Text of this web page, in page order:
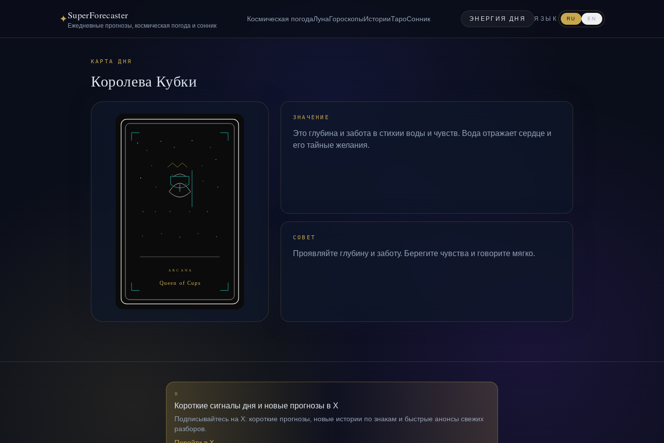
✦SuperForecaster
Ежедневные прогнозы, космическая погода и сонник
Космическая погодаЛунаГороскопыИсторииТароСонник ЭНЕРГИЯ ДНЯ ЯЗЫК RU EN
КАРТА ДНЯ
Королева Кубки
ЗНАЧЕНИЕ
Это глубина и забота в стихии воды и чувств. Вода отражает сердце и
его тайные желания.
СОВЕТ
Проявляйте глубину и заботу. Берегите чувства и говорите мягко.
X
Короткие сигналы дня и новые прогнозы в X
Подписывайтесь на X: короткие прогнозы, новые истории по знакам и быстрые анонсы свежих
разборов.